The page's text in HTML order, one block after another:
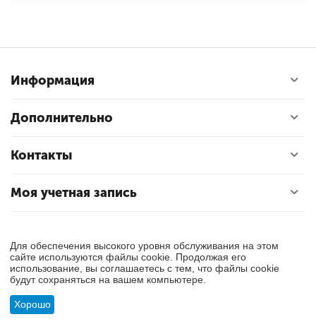
Информация
Дополнительно
Контакты
Моя учетная запись
Для обеспечения высокого уровня обслуживания на этом
сайте используются файлы cookie. Продолжая его
использование, вы соглашаетесь с тем, что файлы cookie
будут сохраняться на вашем компьютере.
Хорошо